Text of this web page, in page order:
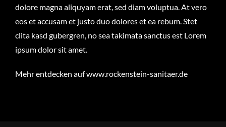
dolore magna aliquyam erat, sed diam voluptua. At vero
eos et accusam et justo duo dolores et ea rebum. Stet
clita kasd gubergren, no sea takimata sanctus est Lorem
ipsum dolor sit amet.
Mehr entdecken aufwww.rockenstein-sanitaer.de